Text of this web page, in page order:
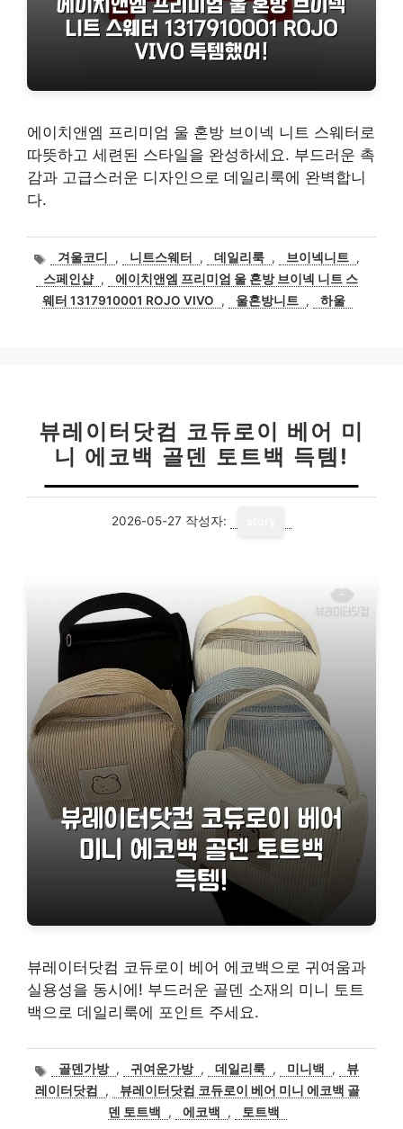
에이치앤엠 프리미엄 울 혼방 브이넥 니트 스웨터로
따뜻하고 세련된 스타일을 완성하세요. 부드러운 촉
감과 고급스러운 디자인으로 데일리룩에 완벽합니
다.
태
그
겨울코디 , 니트스웨터 , 데일리룩 , 브이넥니트 ,
스페인샵 ,
에이치앤엠 프리미엄 울 혼방 브이넥 니트 스
웨터 1317910001 ROJO VIVO
, 울혼방니트 , 하울
뷰레이터닷컴 코듀로이 베어 미
니 에코백 골덴 토트백 득템!
2026-05-27 작성자:
뷰레이터닷컴 코듀로이 베어 에코백으로 귀여움과
실용성을 동시에! 부드러운 골덴 소재의 미니 토트
백으로 데일리룩에 포인트 주세요.
태
그
골덴가방 , 귀여운가방 , 데일리룩 , 미니백 ,
뷰
레이터닷컴
,
뷰레이터닷컴 코듀로이 베어 미니 에코백 골
덴 토트백
, 에코백 , 토트백